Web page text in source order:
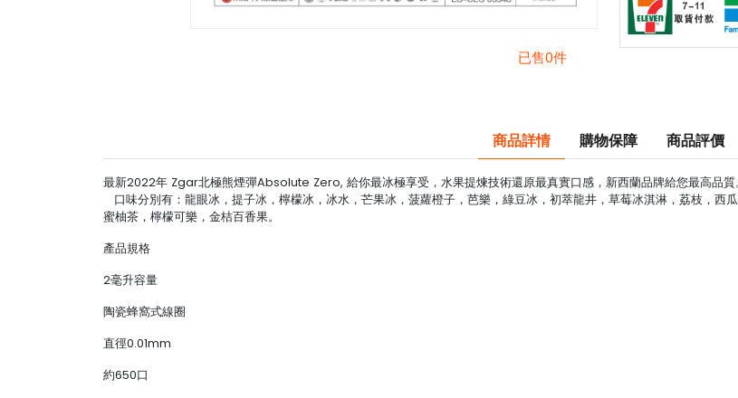
已售0件
商品詳情 購物保障 商品評價
最新2022年 Zgar北極熊煙彈Absolute Zero, 給你最冰極享受，水果提煉技術還原最真實口感，新西蘭品牌給您最高品質
口味分別有：龍眼冰，提子冰，檸檬冰，冰水，芒果冰，菠蘿橙子，芭樂，綠豆冰，初萃龍井，草莓冰淇淋，荔枝，西
蜜柚茶，檸檬可樂，金桔百香果。
產品規格
2毫升容量
陶瓷蜂窩式線圈
直徑0.01mm
約650口